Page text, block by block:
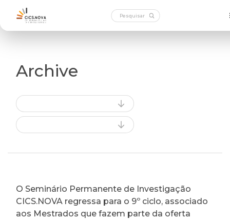
Archive
O Seminário Permanente de Investigação
CICS.NOVA regressa para o 9º ciclo, associado
aos Mestrados que fazem parte da oferta